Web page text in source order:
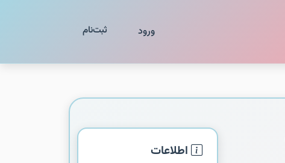
ورود ثبت‌نام
اطلاعات